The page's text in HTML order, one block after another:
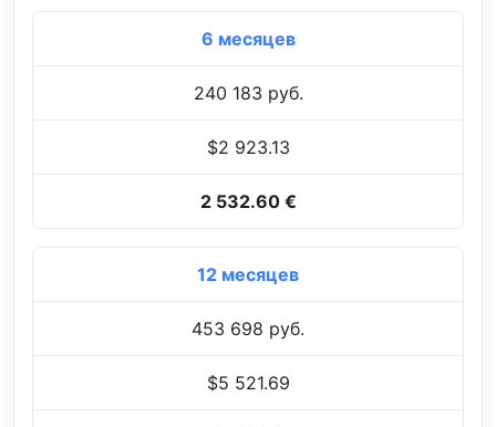
6 месяцев
240 183 руб.
$2 923.13
2 532.60 €
12 месяцев
453 698 руб.
$5 521.69